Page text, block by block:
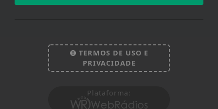
Plataforma:
Termos de Uso e Privacidade
Esse site utiliza cookies para melhorar sua
entendemos que você concorda com nossos Termos
de Uso e Privacidade.